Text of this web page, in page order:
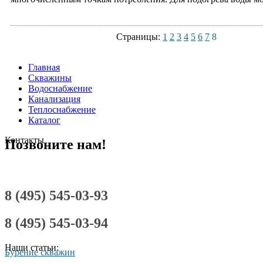
Страницы: 1 2 3 4 5 6 7 8
Главная
Скважины
Водоснабжение
Канализация
Теплоснабжение
Каталог
Контакты
Позвоните нам!
8 (495) 545-03-93
8 (495) 545-03-94
Наши статьи:
Бурение скважин